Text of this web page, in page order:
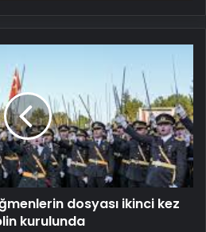
dosyası ikinci kez
kurulunda